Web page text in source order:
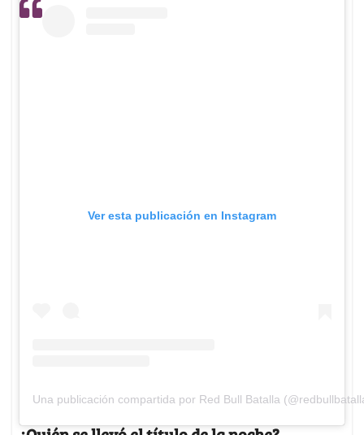
Ver esta publicación en Instagram
Una publicación compartida por Red Bull Batalla